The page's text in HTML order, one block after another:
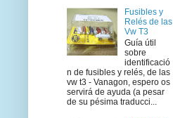
Fusibles y
Relés de las
Vw T3
Guía útil
sobre
identificació
n de fusibles y relés, de las
vw t3 - Vanagon, espero os
servirá de ayuda (a pesar
de su pésima traducci...